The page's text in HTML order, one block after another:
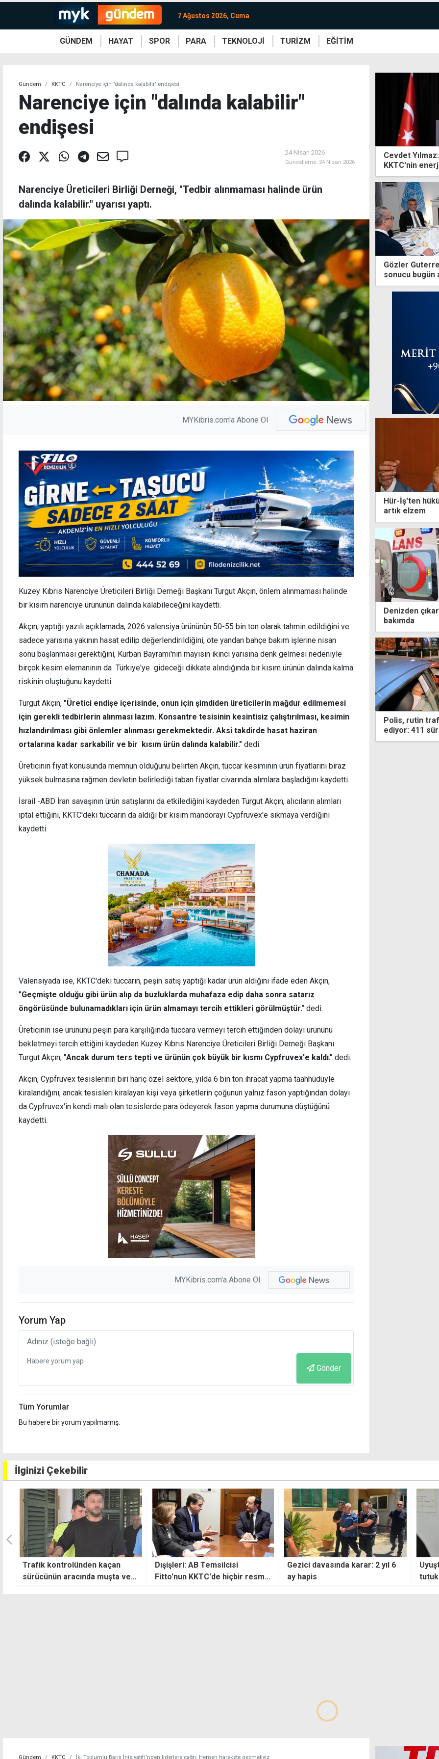
7 Ağustos 2026, Cuma
GÜNDEM HAYAT SPOR PARA TEKNOLOJİ TURİZM EĞİTİM
Gündem KKTC Narenciye için "dalında kalabilir" endişesi
Narenciye için "dalında kalabilir"
endişesi
24 Nisan 2026
Güncelleme: 24 Nisan 2026
Narenciye Üreticileri Birliği Derneği, "Tedbir alınmaması halinde ürün
dalında kalabilir." uyarısı yaptı.
MYKibris.com'a Abone Ol
Kuzey Kıbrıs Narenciye Üreticileri Birliği Derneği Başkanı Turgut Akçın, önlem alınmaması halinde
bir kısım narenciye ürününün dalında kalabileceğini kaydetti.
Akçın, yaptığı yazılı açıklamada, 2026 valensiya ürününün 50-55 bin ton olarak tahmin edildiğini ve
sadece yarısına yakının hasat edilip değerlendirildiğini, öte yandan bahçe bakım işlerine nisan
sonu başlanması gerektiğini, Kurban Bayramı'nın mayısın ikinci yarısına denk gelmesi nedeniyle
birçok kesim elemanının da Türkiye'ye gideceği dikkate alındığında bir kısım ürünün dalında kalma
riskinin oluştuğunu kaydetti.
Turgut Akçın, "Üretici endişe içerisinde, onun için şimdiden üreticilerin mağdur edilmemesi
için gerekli tedbirlerin alınması lazım. Konsantre tesisinin kesintisiz çalıştırılması, kesimin
hızlandırılması gibi önlemler alınması gerekmektedir. Aksi takdirde hasat haziran
ortalarına kadar sarkabilir ve bir kısım ürün dalında kalabilir." dedi.
Üreticinin fiyat konusunda memnun olduğunu belirten Akçın, tüccar kesiminin ürün fiyatlarını biraz
yüksek bulmasına rağmen devletin belirlediği taban fiyatlar civarında alımlara başladığını kaydetti.
İsrail -ABD İran savaşının ürün satışlarını da etkilediğini kaydeden Turgut Akçın, alıcıların alımları
iptal ettiğini, KKTC'deki tüccarın da aldığı bir kısım mandorayı Cypfruvex'e sıkmaya verdiğini
kaydetti.
Valensiyada ise, KKTC'deki tüccarın, peşin satış yaptığı kadar ürün aldığını ifade eden Akçın,
"Geçmişte olduğu gibi ürün alıp da buzluklarda muhafaza edip daha sonra satarız
öngörüsünde bulunamadıkları için ürün almamayı tercih ettikleri görülmüştür." dedi.
Üreticinin ise ürününü peşin para karşılığında tüccara vermeyi tercih ettiğinden dolayı ürününü
bekletmeyi tercih ettiğini kaydeden Kuzey Kıbrıs Narenciye Üreticileri Birliği Derneği Başkanı
Turgut Akçın, "Ancak durum ters tepti ve ürünün çok büyük bir kısmı Cypfruvex'e kaldı." dedi.
Akçın, Cypfruvex tesislerinin biri hariç özel sektöre, yılda 6 bin ton ihracat yapma taahhüdüyle
kiralandığını, ancak tesisleri kiralayan kişi veya şirketlerin çoğunun yalnız fason yaptığından dolayı
da Cypfruvex'in kendi malı olan tesislerde para ödeyerek fason yapma durumuna düştüğünü
kaydetti.
MYKibris.com'a Abone Ol
Yorum Yap
Gönder
Tüm Yorumlar
Bu habere bir yorum yapılmamış.
Cevdet
KKTC'nin
Gözler
sonucu bugün
Hür-İş'ten
artık elzem
Denizden
bakımda
Avrupa'da ilk: Fransa, 15 yaş altına sosyal
medyayı yasakladı
Polis, rutin trafik denetimlerine devam
ediyor: 411 sürücüye ceza
Yavru timsah
tutuklu
İlginizi Çekebilir
Dışişleri: AB Temsilcisi
Fitto'nun KKTC'de hiçbir resmi
Gezici davasında karar: 2 yıl 6
ay hapis
Uyuşturucu zanlısı 9 günlük
tutukluluğun ardından teminatla
360
Gündem KKTC İki Toplumlu Barış İnisiyatifi'nden liderlere çağrı: Hemen harekete geçmeliyiz